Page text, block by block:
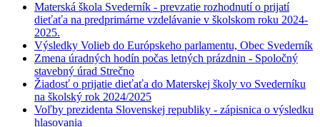
Materská škola Svederník - prevzatie rozhodnutí o prijatí
dieťaťa na predprimárne vzdelávanie v školskom roku 2024-
2025.
Výsledky Volieb do Európskeho parlamentu, Obec Svederník
Zmena úradných hodín počas letných prázdnin - Spoločný
stavebný úrad Strečno
Žiadosť o prijatie dieťaťa do Materskej školy vo Svederníku
na školský rok 2024/2025
Voľby prezidenta Slovenskej republiky - zápisnica o výsledku
hlasovania